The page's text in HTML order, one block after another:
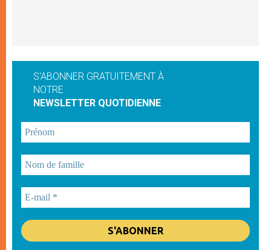
S'ABONNER GRATUITEMENT À
NOTRE
NEWSLETTER QUOTIDIENNE